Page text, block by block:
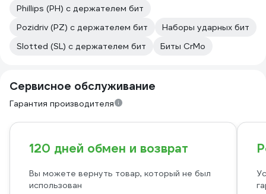
Phillips (PH) с держателем бит
Pozidriv (PZ) с держателем бит
Наборы ударных бит
Slotted (SL) с держателем бит
Биты CrMo
Сервисное обслуживание
Гарантия производителя
120 дней обмен и возврат
Вы можете вернуть товар, который не был
использован